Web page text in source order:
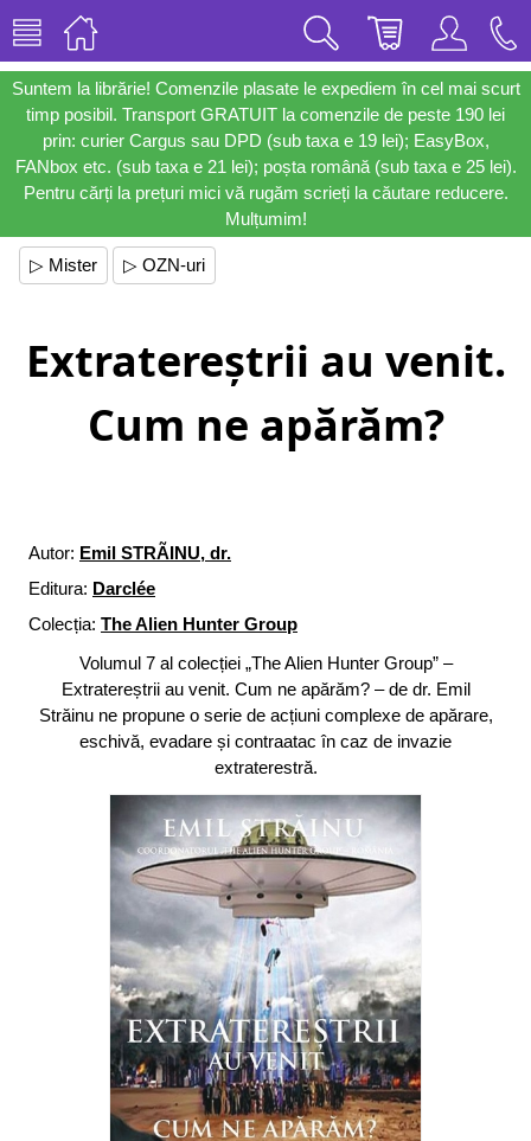
Suntem la librărie! Comenzile plasate le expediem în cel mai scurt
timp posibil. Transport GRATUIT la comenzile de peste 190 lei
prin: curier Cargus sau DPD (sub taxa e 19 lei); EasyBox,
FANbox etc. (sub taxa e 21 lei); poșta română (sub taxa e 25 lei).
Pentru cărți la prețuri mici vă rugăm scrieți la căutare reducere.
Mulțumim!
▷ Mister ▷ OZN-uri
Extratereștrii au venit.
Cum ne apărăm?
Autor: Emil STRÃINU, dr.
Editura: Darclée
Colecția: The Alien Hunter Group
Volumul 7 al colecției „The Alien Hunter Group” –
Extratereștrii au venit. Cum ne apărăm? – de dr. Emil
Străinu ne propune o serie de acțiuni complexe de apărare,
eschivă, evadare și contraatac în caz de invazie
extraterestră.